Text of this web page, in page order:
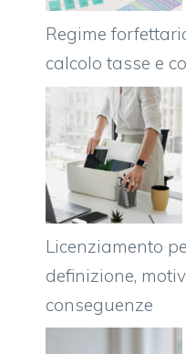
Regime
calcolo tasse e
Licenziamento
definizione,
conseguenze